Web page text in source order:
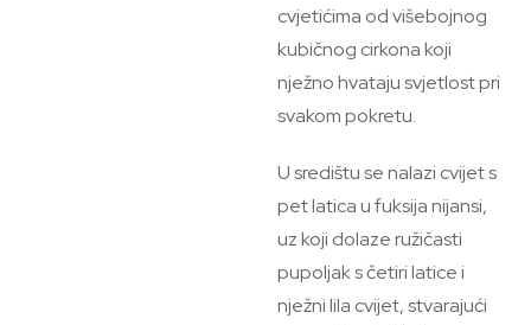
cvjetićima od višebojnog
kubičnog cirkona koji
nježno hvataju svjetlost pri
svakom pokretu.
U središtu se nalazi cvijet s
pet latica u fuksija nijansi,
uz koji dolaze ružičasti
pupoljak s četiri latice i
nježni lila cvijet, stvarajući